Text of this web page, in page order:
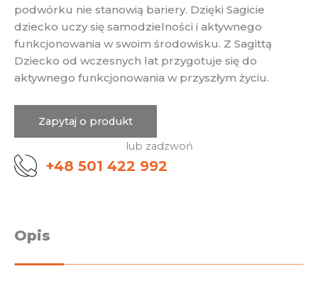
podwórku nie stanowią bariery. Dzięki Sagicie
dziecko uczy się samodzielności i aktywnego
funkcjonowania w swoim środowisku. Z Sagittą
Dziecko od wczesnych lat przygotuje się do
aktywnego funkcjonowania w przyszłym życiu.
Zapytaj o produkt
lub zadzwoń
+48 501 422 992
Opis